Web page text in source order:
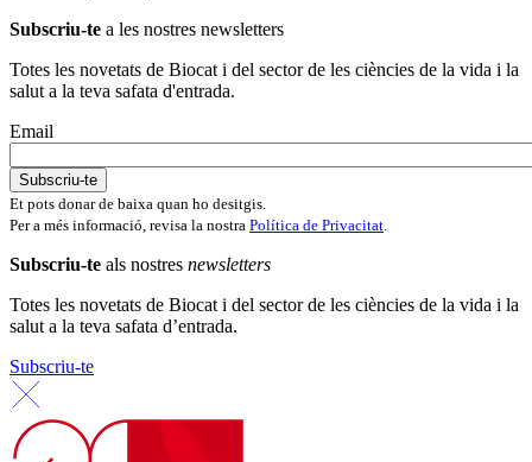
Subscriu-te a les nostres newsletters
Totes les novetats de Biocat i del sector de les ciències de la vida i la
salut a la teva safata d'entrada.
Email
Et pots donar de baixa quan ho desitgis.
Per a més informació, revisa la nostra Política de Privacitat
Subscriu-te als nostres newsletters
Totes les novetats de Biocat i del sector de les ciències de la vida i la
salut a la teva safata d’entrada.
Subscriu-te